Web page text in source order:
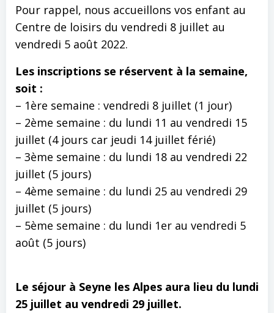
Pour rappel, nous accueillons vos enfant au
Centre de loisirs du vendredi 8 juillet au
vendredi 5 août 2022.
Les inscriptions se réservent à la semaine,
soit :
– 1ère semaine : vendredi 8 juillet (1 jour)
– 2ème semaine : du lundi 11 au vendredi 15
juillet (4 jours car jeudi 14 juillet férié)
– 3ème semaine : du lundi 18 au vendredi 22
juillet (5 jours)
– 4ème semaine : du lundi 25 au vendredi 29
juillet (5 jours)
– 5ème semaine : du lundi 1er au vendredi 5
août (5 jours)
Le séjour à Seyne les Alpes aura lieu du lundi
25 juillet au vendredi 29 juillet.